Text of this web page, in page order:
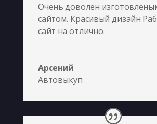
Очень доволен
сайтом. Красивый дизайн
сайт на отлично.
Арсений
Автовыкуп